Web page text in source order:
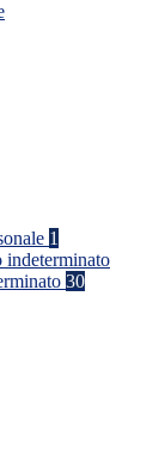
1
indeterminato
30